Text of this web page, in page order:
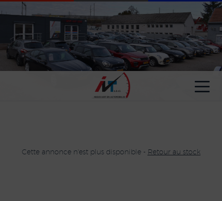
Cette annonce n'est plus disponible - Retour au stock
Paramètres avancés des cookies